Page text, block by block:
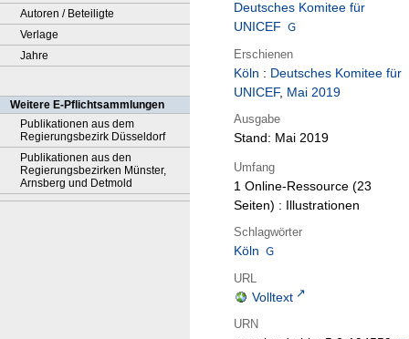
Autoren / Beteiligte
Verlage
Jahre
Weitere E-Pflichtsammlungen
Publikationen aus dem
Regierungsbezirk Düsseldorf
Publikationen aus den
Regierungsbezirken Münster,
Arnsberg und Detmold
Deutsches Komitee für
UNICEF
Erschienen
Köln : Deutsches Komitee für
UNICEF, Mai 2019
Ausgabe
Stand: Mai 2019
Umfang
1 Online-Ressource (23
Seiten) : Illustrationen
Schlagwörter
Köln
URL
Volltext
URN